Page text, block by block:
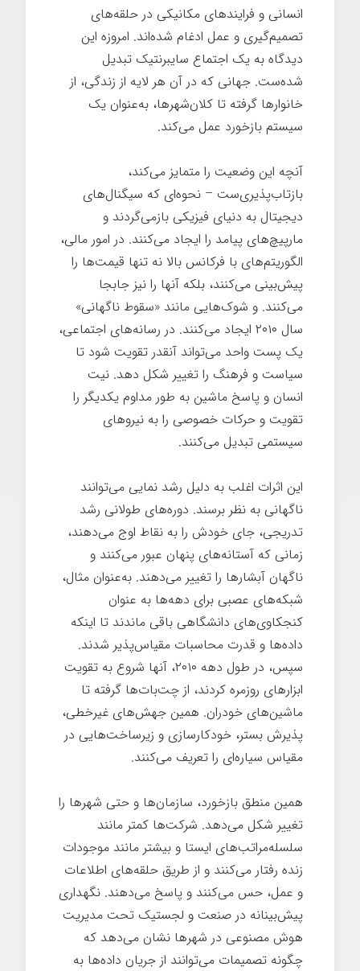
انسانی و فرایندهای مکانیکی در حلقه‌های
تصمیم‌گیری و عمل ادغام شده‌اند. امروزه این
دیدگاه به یک اجتماع سایبرنتیک تبدیل
شده‌ست. جهانی که در آن هر لایه از زندگی، از
خانوارها گرفته تا کلان‌شهرها، به‌عنوان یک
سیستم بازخورد عمل می‌کند.
آنچه این وضعیت را متمایز می‌کند،
بازتاب‌پذیری‌ست – نحوه‌ای که سیگنال‌های
دیجیتال به دنیای فیزیکی بازمی‌گردند و
مارپیچ‌های پیامد را ایجاد می‌کنند. در امور مالی،
الگوریتم‌های با فرکانس بالا نه تنها قیمت‌ها را
پیش‌بینی می‌کنند، بلکه آنها را نیز جابجا
می‌کنند. و شوک‌هایی مانند «سقوط ناگهانی»
سال ۲۰۱۰ ایجاد می‌کنند. در رسانه‌های اجتماعی،
یک پست واحد می‌تواند آنقدر تقویت شود تا
سیاست و فرهنگ را تغییر شکل دهد. نیت
انسان و پاسخ ماشین به طور مداوم یکدیگر را
تقویت و حرکات خصوصی را به نیروهای
سیستمی تبدیل می‌کنند.
این اثرات اغلب به دلیل رشد نمایی می‌توانند
ناگهانی به نظر برسند. دوره‌های طولانی رشد
تدریجی، جای خودش را به نقاط اوج می‌دهند،
زمانی که آستانه‌های پنهان عبور می‌کنند و
ناگهان آبشارها را تغییر می‌دهند. به‌عنوان مثال،
شبکه‌های عصبی برای دهه‌ها به عنوان
کنجکاوی‌های دانشگاهی باقی ماندند تا اینکه
داده‌ها و قدرت محاسبات مقیاس‌پذیر شدند.
سپس، در طول دهه ۲۰۱۰، آنها شروع به تقویت
ابزارهای روزمره کردند، از چت‌بات‌ها گرفته تا
ماشین‌های خودران. همین جهش‌های غیرخطی،
پذیرش بستر، خودکارسازی و زیرساخت‌هایی در
مقیاس سیاره‌ای را تعریف می‌کنند.
همین منطق بازخورد، سازمان‌ها و حتی شهرها را
تغییر شکل می‌دهد. شرکت‌ها کمتر مانند
سلسله‌مراتب‌های ایستا و بیشتر مانند موجودات
زنده رفتار می‌کنند و از طریق حلقه‌های اطلاعات
و عمل، حس می‌کنند و پاسخ می‌دهند. نگهداری
پیش‌بینانه در صنعت و لجستیک تحت مدیریت
هوش مصنوعی در شهرها نشان می‌دهد که
چگونه تصمیمات می‌توانند از جریان داده‌ها به